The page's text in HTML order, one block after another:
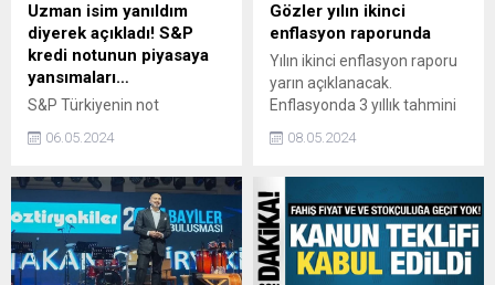
Uzman isim yanıldım
diyerek açıkladı! S&P
kredi notunun piyasaya
yansımaları…
S&P Türkiyenin not
korudu. Ekonomist Üzeyir
değerlendirmede kredi
kuruluşlarının Türkiyeye
yönelik not artışlarına
devam edeceğini söyledi.
06.05.2024
Gözler yılın ikinci
enflasyon raporunda
Yılın ikinci enflasyon raporu
yarın açıklanacak.
Enflasyonda 3 yıllık tahmini
08.05.2024